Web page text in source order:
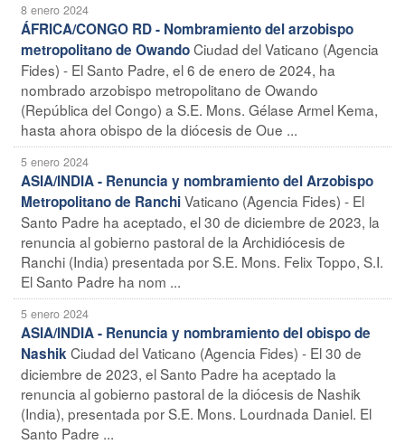
8 enero 2024
ÁFRICA/CONGO RD - Nombramiento del arzobispo
metropolitano de OwandoCiudad del Vaticano (Agencia
Fides) - El Santo Padre, el 6 de enero de 2024, ha
nombrado arzobispo metropolitano de Owando
(República del Congo) a S.E. Mons. Gélase Armel Kema,
hasta ahora obispo de la diócesis de Oue ...
5 enero 2024
ASIA/INDIA - Renuncia y nombramiento del Arzobispo
Metropolitano de RanchiVaticano (Agencia Fides) - El
Santo Padre ha aceptado, el 30 de diciembre de 2023, la
renuncia al gobierno pastoral de la Archidiócesis de
Ranchi (India) presentada por S.E. Mons. Felix Toppo, S.I.
El Santo Padre ha nom ...
5 enero 2024
ASIA/INDIA - Renuncia y nombramiento del obispo de
NashikCiudad del Vaticano (Agencia Fides) - El 30 de
diciembre de 2023, el Santo Padre ha aceptado la
renuncia al gobierno pastoral de la diócesis de Nashik
(India), presentada por S.E. Mons. Lourdnada Daniel. El
Santo Padre ...